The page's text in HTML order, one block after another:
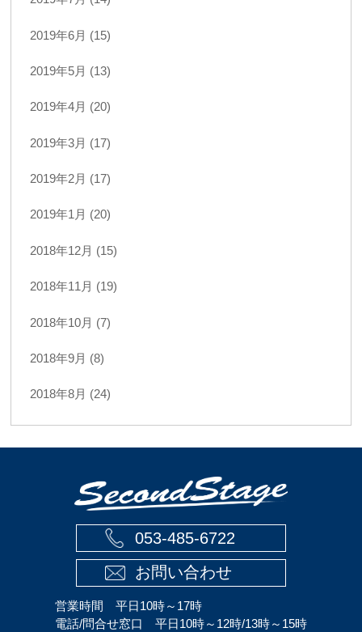
2019年6月 (15)
2019年5月 (13)
2019年4月 (20)
2019年3月 (17)
2019年2月 (17)
2019年1月 (20)
2018年12月 (15)
2018年11月 (19)
2018年10月 (7)
2018年9月 (8)
2018年8月 (24)
053-485-6722
お問い合わせ
営業時間 平日10時～17時
電話/問合せ窓口 平日10時～12時/13時～15時